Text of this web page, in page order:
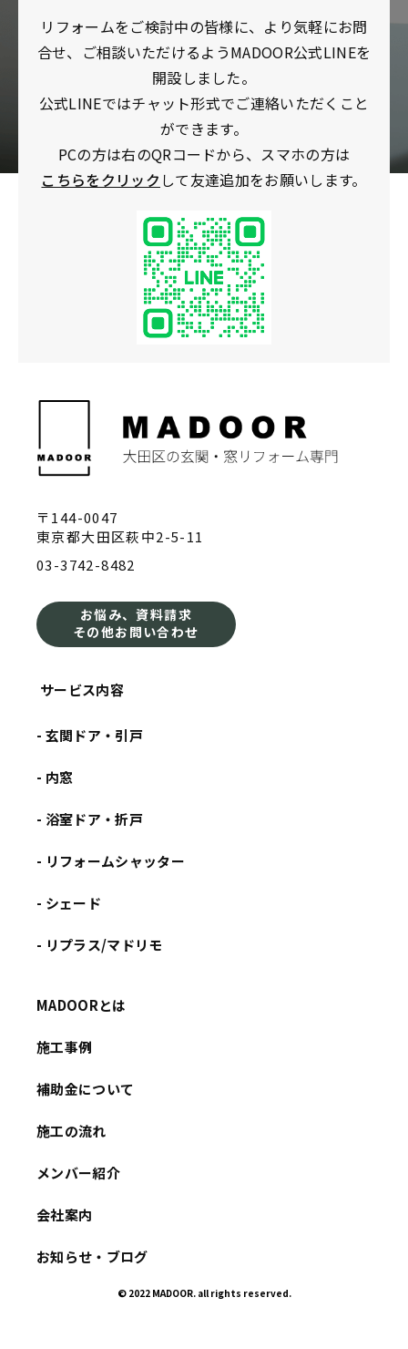
リフォームをご検討中の皆様に、より気軽にお問
合せ、ご相談いただけるようMADOOR公式LINEを
開設しました。
公式LINEではチャット形式でご連絡いただくこと
ができます。
PCの方は右のQRコードから、スマホの方は
こちらをクリック して友達追加をお願いします。
〒144-0047
東京都大田区萩中2-5-11
03-3742-8482
お悩み、資料請求
その他お問い合わせ
サービス内容
- 玄関ドア・引戸
- 内窓
- 浴室ドア・折戸
- リフォームシャッター
- シェード
- リプラス/マドリモ
MADOORとは
施工事例
補助金について
施工の流れ
メンバー紹介
会社案内
お知らせ・ブログ
© 2022 MADOOR. all rights reserved.